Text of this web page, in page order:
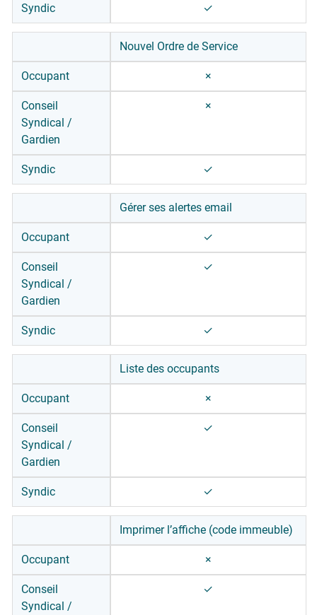
Syndic ✓
Nouvel Ordre de Service
Occupant ×
Conseil
Syndical /
Gardien
×
Syndic ✓
Gérer ses alertes email
Occupant ✓
Conseil
Syndical /
Gardien
✓
Syndic ✓
Liste des occupants
Occupant ×
Conseil
Syndical /
Gardien
✓
Syndic ✓
Imprimer l’affiche (code immeuble)
Occupant ×
Conseil
Syndical /
✓